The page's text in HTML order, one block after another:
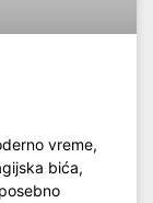
vreme,
bića,